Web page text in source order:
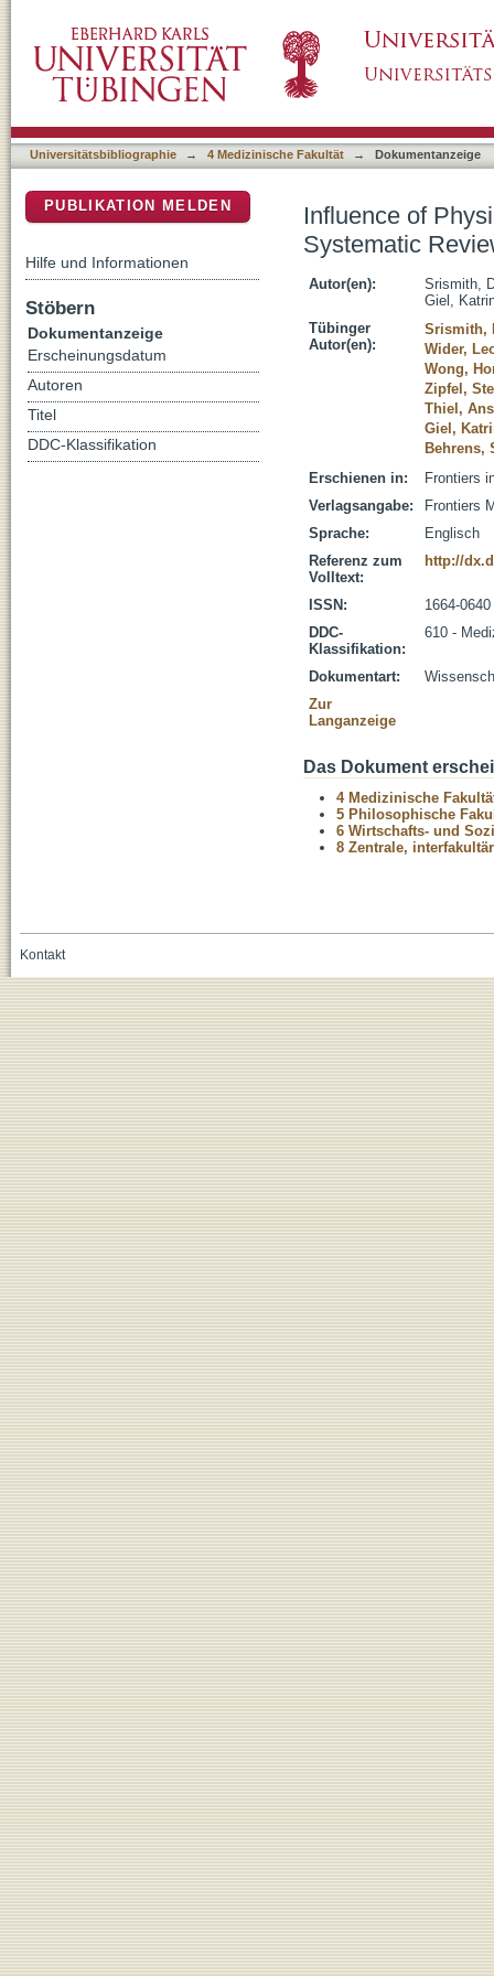
Universitätsbibliographie → 4 Medizinische Fakultät → Dokumentanzeige
Influence of
Systematic
Autor(en):
Srismith,
Giel,
Tübinger
Autor(en):
Srismith,
Wider,
Wong,
Zipfel,
Thiel,
Giel,
Behrens,
Erschienen in:
Frontiers
Verlagsangabe:
Frontiers
Sprache:
Englisch
Referenz zum
Volltext:
http://
ISSN:
1664-0640
DDC-
Klassifikation:
610 -
Dokumentart:
Zur
Langanzeige
Das Dokument
4 Medizinische
5 Philosophische
6 Wirtschafts- und
8 Zentrale,
PUBLIKATION MELDEN
Hilfe und Informationen
Stöbern
Dokumentanzeige
Erscheinungsdatum
Autoren
Titel
DDC-Klassifikation
Kontakt